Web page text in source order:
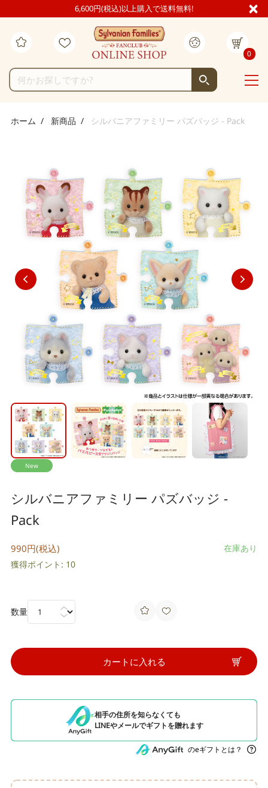
6,600円(税込)以上購入で送料無料!
0
ホーム 新商品 シルバニアファミリー パズバッジ - Pack
New
シルバニアファミリー パズバッジ -
Pack
990円(税込)
獲得ポイント: 10
在庫あり
数量
カートに入れる
相手の住所を知らなくても
LINEやメールでギフトを贈れます
のeギフトとは？